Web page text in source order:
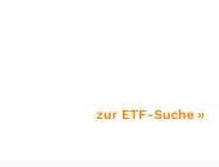
zur ETF-Suche »